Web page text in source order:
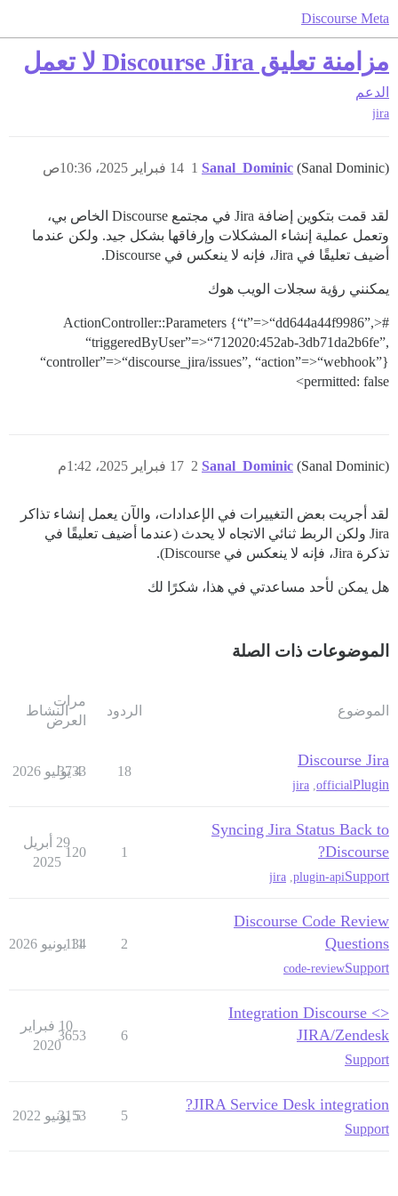
Discourse Meta
مزامنة تعليق Discourse Jira لا تعمل
الدعم
jira
Sanal_Dominic (Sanal Dominic) 14 فبراير 2025، 10:36ص 1
لقد قمت بتكوين إضافة Jira في مجتمع Discourse الخاص بي،
وتعمل عملية إنشاء المشكلات وإرفاقها بشكل جيد. ولكن عندما
أضيف تعليقًا في Jira، فإنه لا ينعكس في Discourse.
يمكنني رؤية سجلات الويب هوك
#<ActionController::Parameters {“t”=>“dd644a44f9986”,
“triggeredByUser”=>“712020:452ab-3db71da2b6fe”,
“controller”=>“discourse_jira/issues”, “action”=>“webhook”}
permitted: false>
Sanal_Dominic (Sanal Dominic) 17 فبراير 2025، 1:42م 2
لقد أجريت بعض التغييرات في الإعدادات، والآن يعمل إنشاء تذاكر
Jira ولكن الربط ثنائي الاتجاه لا يحدث (عندما أضيف تعليقًا في
تذكرة Jira، فإنه لا ينعكس في Discourse).
هل يمكن لأحد مساعدتي في هذا، شكرًا لك
الموضوعات ذات الصلة
الموضوع الردود
مرات
العرض
النشاط
Discourse Jira
Plugin
official
jira
18
3733
4 يوليو 2026
Syncing Jira Status Back to
Discourse?
Support
plugin-api
jira
1
120
29 أبريل
2025
Discourse Code Review
Questions
Support
code-review
2
134
11 يونيو 2026
Integration Discourse <>
JIRA/Zendesk
Support
6
3653
10 فبراير
2020
JIRA Service Desk integration?
Support
5
3153
5 يونيو 2022